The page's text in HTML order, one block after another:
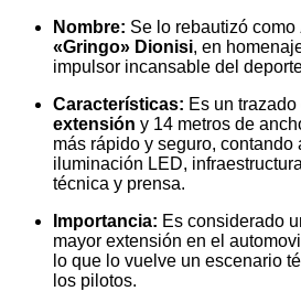
Nombre: Se lo rebautizó como
«Gringo» Dionisi, en
impulsor incansable del
Características: Es un trazado
extensión y 14 metros de
más rápido y seguro, contando
iluminación LED,
técnica y prensa.
Importancia: Es considerado
mayor extensión en el
lo que lo vuelve un escenario
los pilotos.